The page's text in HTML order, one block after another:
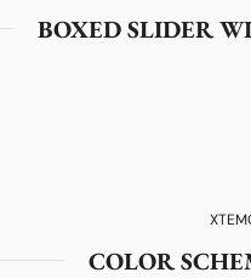
BOXED SLIDER
COLOR